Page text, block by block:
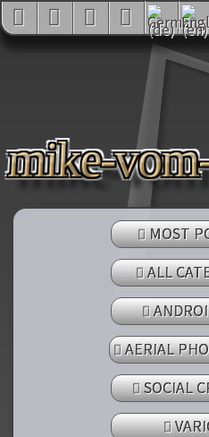
mike-
MOST
ALL
AERIAL
SOCIAL